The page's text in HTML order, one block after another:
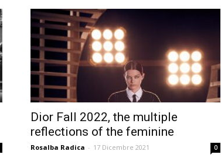
Dior Fall 2022, the multiple
reflections of the feminine
Rosalba Radica - 17 Dicembre 2021 0